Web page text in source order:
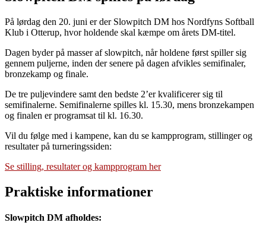
På lørdag den 20. juni er der Slowpitch DM hos Nordfyns Softball
Klub i Otterup, hvor holdende skal kæmpe om årets DM-titel.
Dagen byder på masser af slowpitch, når holdene først spiller sig
gennem puljerne, inden der senere på dagen afvikles semifinaler,
bronzekamp og finale.
De tre puljevindere samt den bedste 2’er kvalificerer sig til
semifinalerne. Semifinalerne spilles kl. 15.30, mens bronzekampen
og finalen er programsat til kl. 16.30.
Vil du følge med i kampene, kan du se kampprogram, stillinger og
resultater på turneringssiden:
Se stilling, resultater og kampprogram her
Praktiske informationer
Slowpitch DM afholdes: